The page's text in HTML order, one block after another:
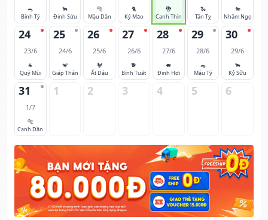
🐀
Bính Tý
🐂
Đinh Sửu
🐅
Mậu Dần
🐈
Kỷ Mão
🐉
Canh Thìn
🐍
Tân Tỵ
🐎
Nhâm Ngọ
24
23/6
🐐
Quý Mùi
25
24/6
🐒
Giáp Thân
26
25/6
🐓
Ất Dậu
27
26/6
🐕
Bính Tuất
28
27/6
🐖
Đinh Hợi
29
28/6
🐀
Mậu Tý
30
29/6
🐂
Kỷ Sửu
31
1/7
🐅
Canh Dần
1 2 3 4 5 6